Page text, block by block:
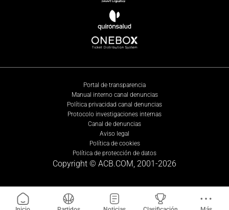
Portal de transparencia
Manual interno canal denuncias
Política privacidad canal denuncias
Protocolo investigaciones internas
Canal de denuncias
Aviso legal
Política de cookies
Política de protección de datos
Copyright © ACB.COM, 2001-2026